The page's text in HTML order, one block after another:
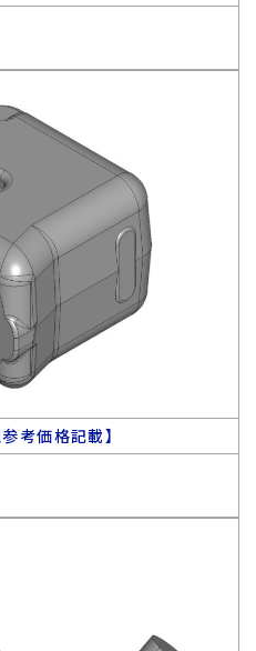
考価格記載】